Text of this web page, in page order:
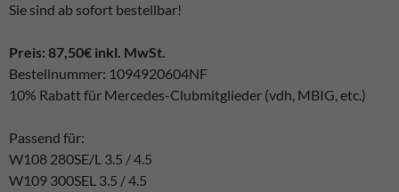
Sie sind ab sofort bestellbar!
Preis: 87,50€ inkl. MwSt.
Bestellnummer: 1094920604NF
10% Rabatt für Mercedes-Clubmitglieder (vdh, MBIG, etc.)
Passend für:
W108 280SE/L 3.5 / 4.5
W109 300SEL 3.5 / 4.5